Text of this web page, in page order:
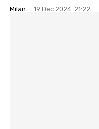
Milan - 19 Dec 2024. 21:22